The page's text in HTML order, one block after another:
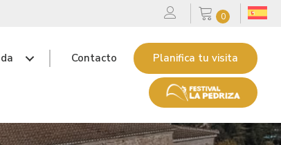
0
Contacto Planifica tu visita